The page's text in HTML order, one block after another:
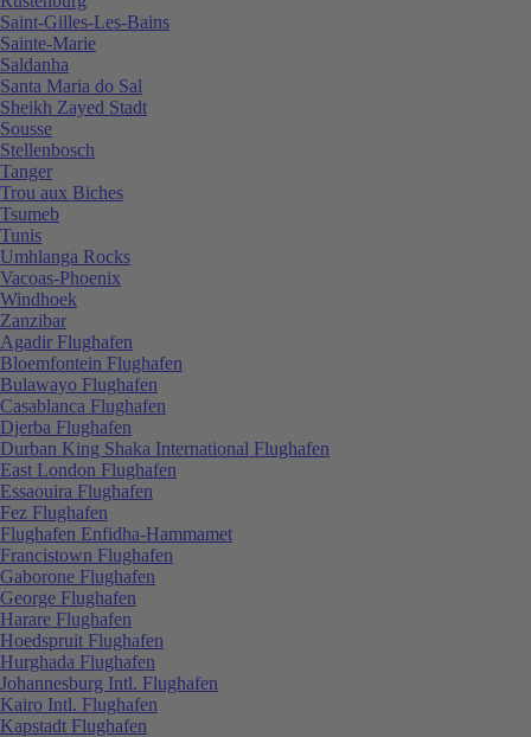
Saint-Gilles-Les-Bains
Sainte-Marie
Saldanha
Santa Maria do Sal
Sheikh Zayed Stadt
Sousse
Stellenbosch
Tanger
Trou aux Biches
Tsumeb
Tunis
Umhlanga Rocks
Vacoas-Phoenix
Windhoek
Zanzibar
Agadir Flughafen
Bloemfontein Flughafen
Bulawayo Flughafen
Casablanca Flughafen
Djerba Flughafen
Durban King Shaka International Flughafen
East London Flughafen
Essaouira Flughafen
Fez Flughafen
Flughafen Enfidha-Hammamet
Francistown Flughafen
Gaborone Flughafen
George Flughafen
Harare Flughafen
Hoedspruit Flughafen
Hurghada Flughafen
Johannesburg Intl. Flughafen
Kairo Intl. Flughafen
Kapstadt Flughafen